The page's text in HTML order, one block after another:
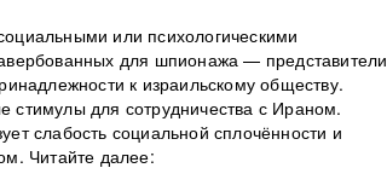
или психологическими
для шпионажа — представители
к израильскому обществу.
стимулы для сотрудничества с Ираном.
слабость социальной сплочённости и
Читайте далее: